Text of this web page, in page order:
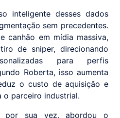
inteligente desses dados
sem precedentes.
canhão em mídia massiva,
de sniper, direcionando
para perfis
Roberta, isso aumenta
o custo de aquisição e
o parceiro industrial.
por sua vez, abordou o